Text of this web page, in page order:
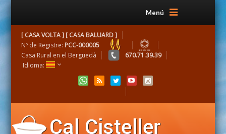
Menú
[ CASA VOLTA ] [ CASA BALUARD ]
Nº de Registre: PCC-000005
Casa Rural en el Berguedà
670.71.39.39
Idioma: